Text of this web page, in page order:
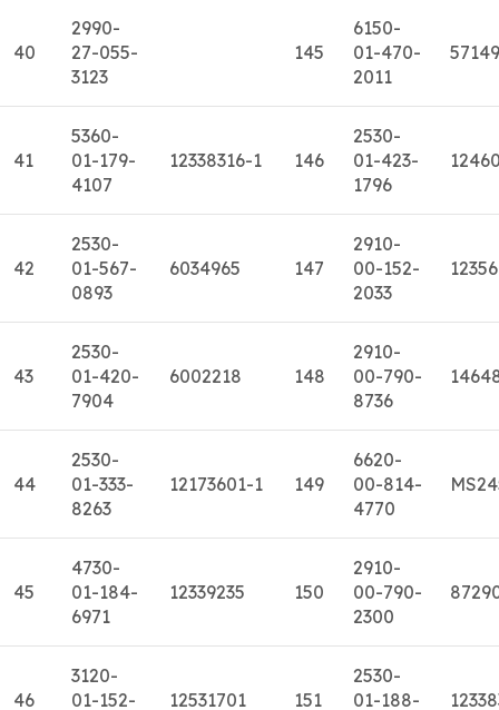
40
2990-
27-055-
3123
145
6150-
01-470-
2011
41
5360-
01-179-
4107
12338316-1 146
2530-
01-423-
1796
42
2530-
01-567-
0893
6034965 147
2910-
00-152-
2033
43
2530-
01-420-
7904
6002218 148
2910-
00-790-
8736
44
2530-
01-333-
8263
12173601-1 149
6620-
00-814-
4770
45
4730-
01-184-
6971
12339235 150
2910-
00-790-
2300
46
3120-
01-152-
12531701 151
2530-
01-188-